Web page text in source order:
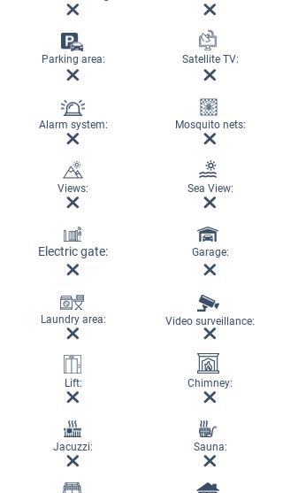
Parking area:
Alarm system:
Views:
Electric gate:
Laundry area:
Lift:
Jacuzzi:
Satellite TV:
Mosquito nets:
Sea View:
Garage:
Video surveillance:
Chimney:
Sauna: